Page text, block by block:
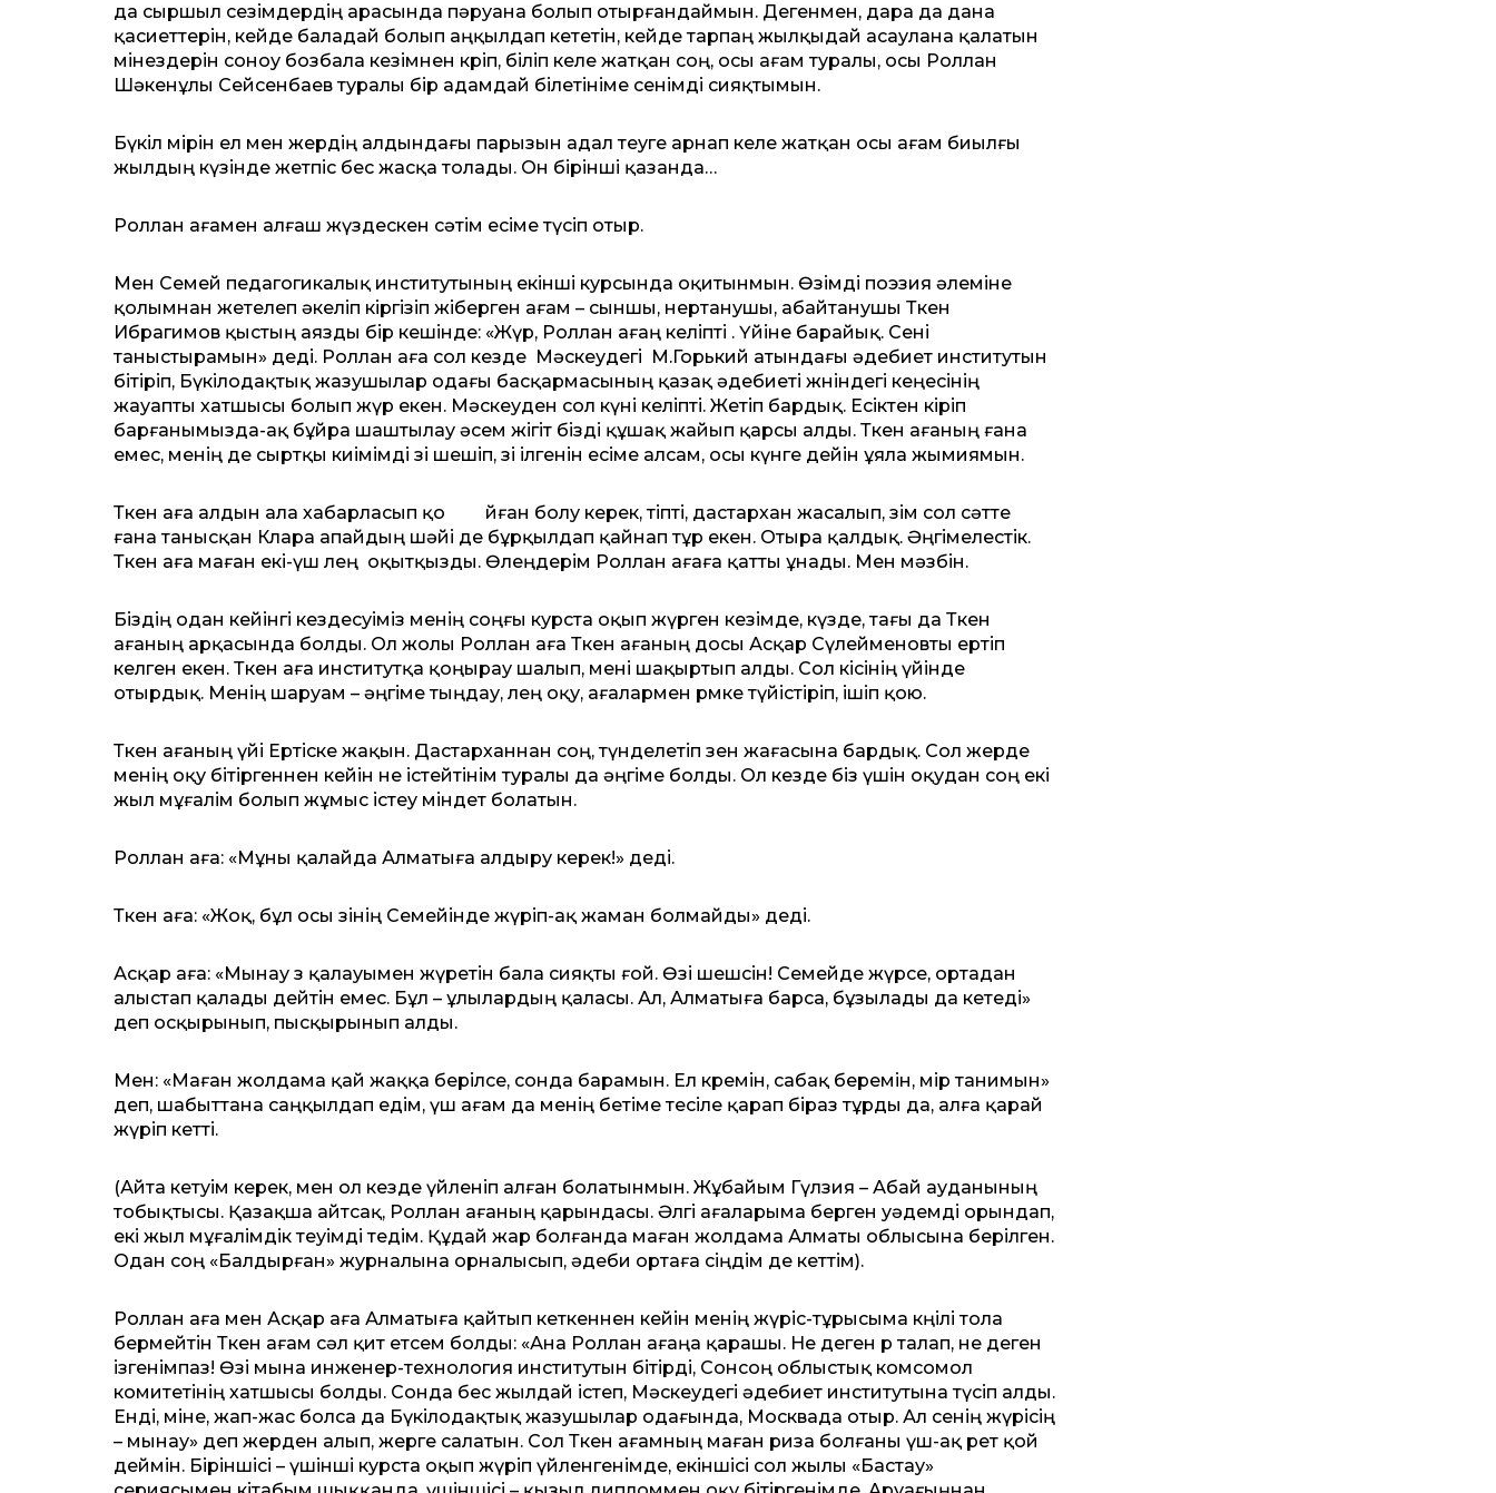
да сыршыл сезімдердің арасында пәруана болып отырғандаймын. Дегенмен, дара да дана
қасиеттерін, кейде баладай болып аңқылдап кететін, кейде тарпаң жылқыдай асаулана қалатын
мінездерін соноу бозбала кезімнен көріп, біліп келе жатқан соң, осы ағам туралы, осы Роллан
Шәкенұлы Сейсенбаев туралы бір адамдай білетініме сенімді сияқтымын.
Бүкіл өмірін ел мен жердің алдындағы парызын адал өтеуге арнап келе жатқан осы ағам биылғы
жылдың күзінде жетпіс бес жасқа толады. Он бірінші қазанда…
Роллан ағамен алғаш жүздескен сәтім есіме түсіп отыр.
Мен Семей педагогикалық институтының екінші курсында оқитынмын. Өзімді поэзия әлеміне
қолымнан жетелеп әкеліп кіргізіп жіберген ағам – сыншы, өнертанушы, абайтанушы Төкен
Ибрагимов қыстың аязды бір кешінде: «Жүр, Роллан ағаң келіпті . Үйіне барайық. Сені
таныстырамын» деді. Роллан аға сол кезде Мәскеудегі М.Горький атындағы әдебиет институтын
бітіріп, Бүкілодақтық жазушылар одағы басқармасының қазақ әдебиеті жөніндегі кеңесінің
жауапты хатшысы болып жүр екен. Мәскеуден сол күні келіпті. Жетіп бардық. Есіктен кіріп
барғанымызда-ақ бұйра шаштылау әсем жігіт бізді құшақ жайып қарсы алды. Төкен ағаның ғана
емес, менің де сыртқы киімімді өзі шешіп, өзі ілгенін есіме алсам, осы күнге дейін ұяла жымиямын.
Төкен аға алдын ала хабарласып қо йған болу керек, тіпті, дастархан жасалып, өзім сол сәтте
ғана танысқан Клара апайдың шәйі де бұрқылдап қайнап тұр екен. Отыра қалдық. Әңгімелестік.
Төкен аға маған екі-үш өлең оқытқызды. Өлеңдерім Роллан ағаға қатты ұнады. Мен мәзбін.
Біздің одан кейінгі кездесуіміз менің соңғы курста оқып жүрген кезімде, күзде, тағы да Төкен
ағаның арқасында болды. Ол жолы Роллан аға Төкен ағаның досы Асқар Сүлейменовты ертіп
келген екен. Төкен аға институтқа қоңырау шалып, мені шақыртып алды. Сол кісінің үйінде
отырдық. Менің шаруам – әңгіме тыңдау, өлең оқу, ағалармен рөмке түйістіріп, ішіп қою.
Төкен ағаның үйі Ертіске жақын. Дастарханнан соң, түнделетіп өзен жағасына бардық. Сол жерде
менің оқу бітіргеннен кейін не істейтінім туралы да әңгіме болды. Ол кезде біз үшін оқудан соң екі
жыл мұғалім болып жұмыс істеу міндет болатын.
Роллан аға: «Мұны қалайда Алматыға алдыру керек!» деді.
Төкен аға: «Жоқ, бұл осы өзінің Семейінде жүріп-ақ жаман болмайды» деді.
Асқар аға: «Мынау өз қалауымен жүретін бала сияқты ғой. Өзі шешсін! Семейде жүрсе, ортадан
алыстап қалады дейтін емес. Бұл – ұлылардың қаласы. Ал, Алматыға барса, бұзылады да кетеді»
деп осқырынып, пысқырынып алды.
Мен: «Маған жолдама қай жаққа берілсе, сонда барамын. Ел көремін, сабақ беремін, өмір танимын»
деп, шабыттана саңқылдап едім, үш ағам да менің бетіме тесіле қарап біраз тұрды да, алға қарай
жүріп кетті.
(Айта кетуім керек, мен ол кезде үйленіп алған болатынмын. Жұбайым Гүлзия – Абай ауданының
тобықтысы. Қазақша айтсақ, Роллан ағаның қарындасы. Әлгі ағаларыма берген уәдемді орындап,
екі жыл мұғалімдік өтеуімді өтедім. Құдай жар болғанда маған жолдама Алматы облысына берілген.
Одан соң «Балдырған» журналына орналысып, әдеби ортаға сіңдім де кеттім).
Роллан аға мен Асқар аға Алматыға қайтып кеткеннен кейін менің жүріс-тұрысыма көңілі тола
бермейтін Төкен ағам сәл қит етсем болды: «Ана Роллан ағаңа қарашы. Не деген өр талап, не деген
ізгенімпаз! Өзі мына инженер-технология институтын бітірді, Сонсоң облыстық комсомол
комитетінің хатшысы болды. Сонда бес жылдай істеп, Мәскеудегі әдебиет институтына түсіп алды.
Енді, міне, жап-жас болса да Бүкілодақтық жазушылар одағында, Москвада отыр. Ал сенің жүрісің
– мынау» деп жерден алып, жерге салатын. Сол Төкен ағамның маған риза болғаны үш-ақ рет қой
деймін. Біріншісі – үшінші курста оқып жүріп үйленгенімде, екіншісі сол жылы «Бастау»